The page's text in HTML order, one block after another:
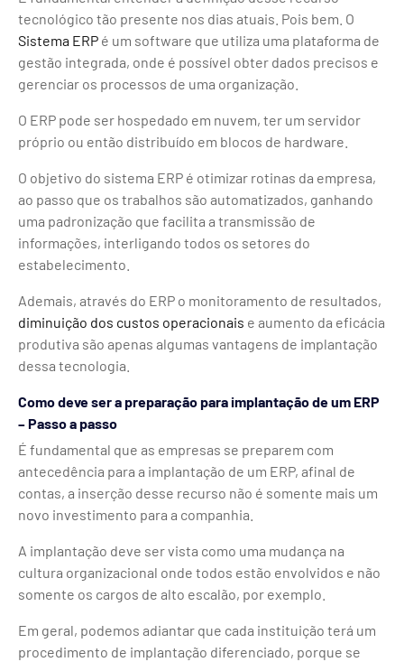
tecnológico tão presente nos dias atuais. Pois bem. O
Sistema ERP é um software que utiliza uma plataforma de
gestão integrada, onde é possível obter dados precisos e
gerenciar os processos de uma organização.
O ERP pode ser hospedado em nuvem, ter um servidor
próprio ou então distribuído em blocos de hardware.
O objetivo do sistema ERP é otimizar rotinas da empresa,
ao passo que os trabalhos são automatizados, ganhando
uma padronização que facilita a transmissão de
informações, interligando todos os setores do
estabelecimento.
Ademais, através do ERP o monitoramento de resultados,
diminuição dos custos operacionais e aumento da eficácia
produtiva são apenas algumas vantagens de implantação
dessa tecnologia.
Como deve ser a preparação para implantação de um ERP
– Passo a passo
É fundamental que as empresas se preparem com
antecedência para a implantação de um ERP, afinal de
contas, a inserção desse recurso não é somente mais um
novo investimento para a companhia.
A implantação deve ser vista como uma mudança na
cultura organizacional onde todos estão envolvidos e não
somente os cargos de alto escalão, por exemplo.
Em geral, podemos adiantar que cada instituição terá um
procedimento de implantação diferenciado, porque se